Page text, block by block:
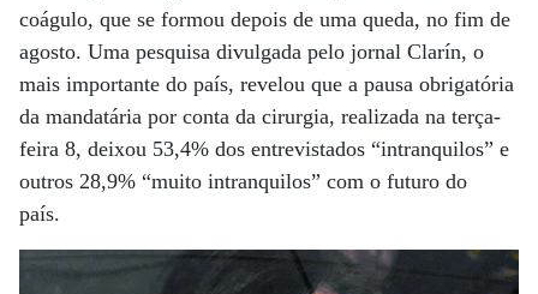
coágulo, que se formou depois de uma queda, no fim de
agosto. Uma pesquisa divulgada pelo jornal Clarín, o
mais importante do país, revelou que a pausa obrigatória
da mandatária por conta da cirurgia, realizada na terça-
feira 8, deixou 53,4% dos entrevistados “intranquilos” e
outros 28,9% “muito intranquilos” com o futuro do
país.